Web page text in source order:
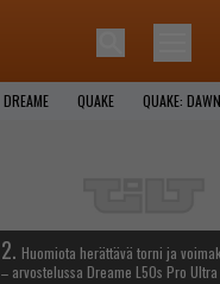
DREAME QUAKE QUAKE:
2. Huomiota herättävä torni ja
– arvostelussa Dreame L50s Pro Ultra